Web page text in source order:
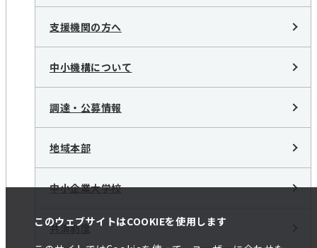
このウェブサイトはCOOKIEを使用します
支援機関の方へ
中小機構について
調達・公募情報
地域本部
中小企業大学校
共済制度